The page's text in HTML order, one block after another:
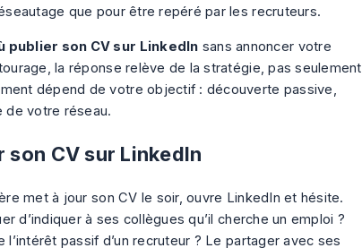
que pour être repéré par les recruteurs.
publier son CV sur LinkedIn sans annoncer votre
la réponse relève de la stratégie, pas seulement
dépend de votre objectif : découverte passive,
de votre réseau.
CV sur LinkedIn
met à jour son CV le soir, ouvre LinkedIn et hésite.
d’indiquer à ses collègues qu’il cherche un emploi ?
passif d’un recruteur ? Le partager avec ses